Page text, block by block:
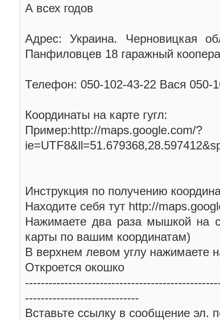
А всех годов
Адрес: Украина. Черновицкая
Панфиловцев 18 гаражный
Телефон: 050-102-43-22 Вася 050-
Координаты на карте гугл:
Пример:http://maps.google.com/?
Инструкция по получению
Находите себя тут http://
Нажимаете два раза мышкой на
карты по вашим координатам)
В верхнем левом углу нажимаете
Откроется окошко
-----------------------------
Вставьте ссылку в сообщение эл.